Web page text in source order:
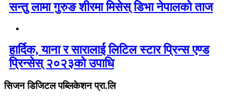
सन्तु लामा गुरुङ शीरमा मिसेस् डिभा नेपालको ताज
हार्दिक, याना र सारालाई लिटिल स्टार प्रिन्स एण्ड
प्रिन्सेस् २०२३को उपाधि
सिजन डिजिटल पब्लिकेशन प्रा.लि